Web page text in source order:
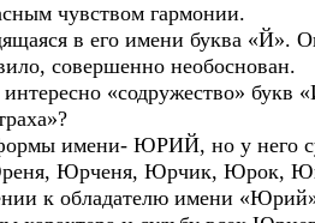
чувством гармонии.
в его имени буква «Й».
совершенно необоснован.
«содружество»
имени- ЮРИЙ, но у него
Юрченя, Юрчик, Юрок,
к обладателю имени